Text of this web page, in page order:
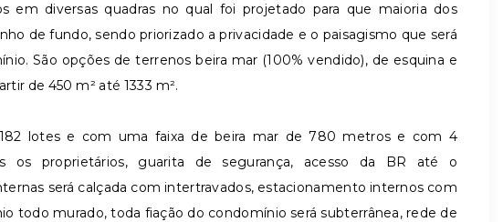
em diversas quadras no qual foi projetado para que maioria dos
de fundo, sendo priorizado a privacidade e o paisagismo que será
São opções de terrenos beira mar (100% vendido), de esquina e
de 450 m² até 1333 m².
lotes e com uma faixa de beira mar de 780 metros e com 4
os proprietários, guarita de segurança, acesso da BR até o
será calçada com intertravados, estacionamento internos com
todo murado, toda fiação do condomínio será subterrânea, rede de